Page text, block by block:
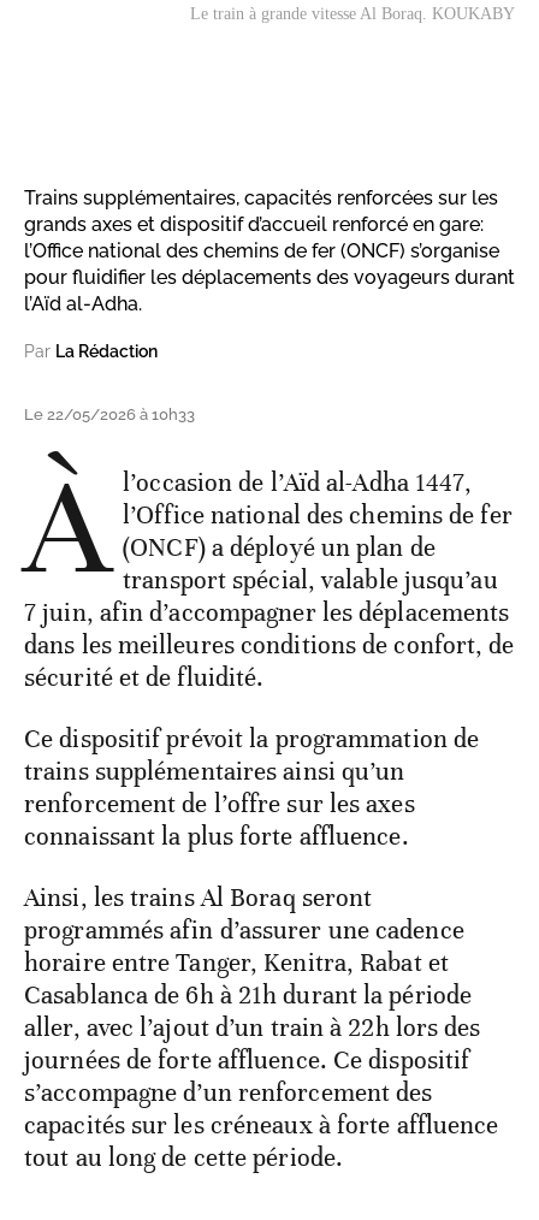
Le train à grande vitesse Al Boraq. KOUKABY
Trains supplémentaires, capacités renforcées sur les
grands axes et dispositif d’accueil renforcé en gare:
l’Office national des chemins de fer (ONCF) s’organise
pour fluidifier les déplacements des voyageurs durant
l’Aïd al-Adha.
Par La Rédaction
Le 22/05/2026 à 10h33
À l’occasion de l’Aïd al-Adha 1447,
l’Office national des chemins de fer
(ONCF) a déployé un plan de
transport spécial, valable jusqu’au
7 juin, afin d’accompagner les déplacements
dans les meilleures conditions de confort, de
sécurité et de fluidité.
Ce dispositif prévoit la programmation de
trains supplémentaires ainsi qu’un
renforcement de l’offre sur les axes
connaissant la plus forte affluence.
Ainsi, les trains Al Boraq seront
programmés afin d’assurer une cadence
horaire entre Tanger, Kenitra, Rabat et
Casablanca de 6h à 21h durant la période
aller, avec l’ajout d’un train à 22h lors des
journées de forte affluence. Ce dispositif
s’accompagne d’un renforcement des
capacités sur les créneaux à forte affluence
tout au long de cette période.